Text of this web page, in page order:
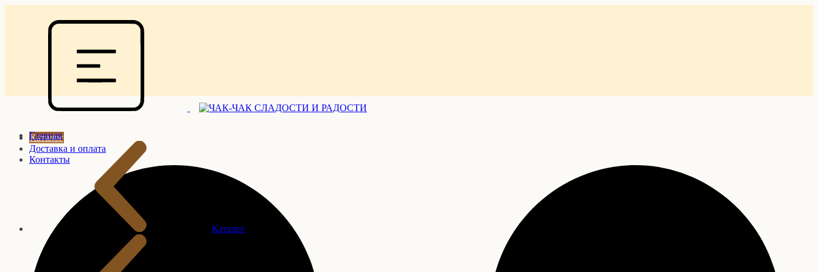
Каталог
Доставка и оплата
Контакты
Главная
Каталог